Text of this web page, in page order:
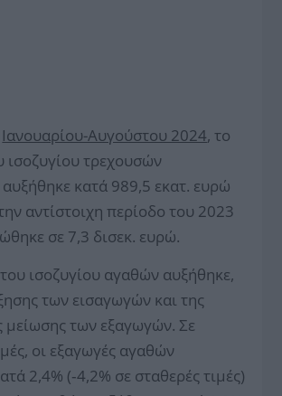
Ιανουαρίου-Αυγούστου 2024, το
ισοζυγίου τρεχουσών
κατά 989,5 εκατ. ευρώ
αντίστοιχη περίοδο του 2023
σε 7,3 δισεκ. ευρώ.
ισοζυγίου αγαθών αυξήθηκε,
των εισαγωγών και της
μείωσης των εξαγωγών. Σε
οι εξαγωγές αγαθών
2,4% (‑4,2% σε σταθερές τιμές)